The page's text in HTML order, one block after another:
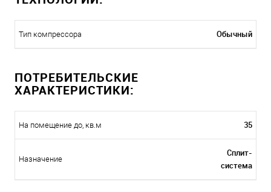
Тип компрессора Обычный
ПОТРЕБИТЕЛЬСКИЕ
ХАРАКТЕРИСТИКИ:
На помещение до, кв.м 35
Назначение
Сплит-
система